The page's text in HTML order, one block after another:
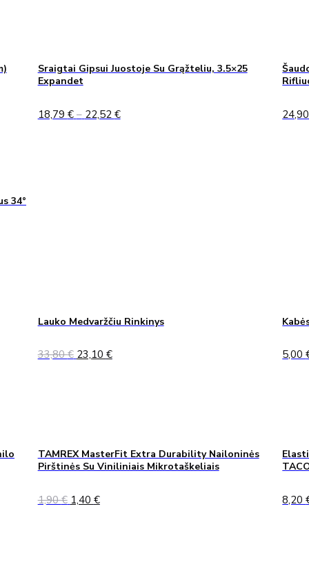
Sraigtai Gipsui Juostoje Su Grąžteliu, 3.5×25
Expandet
18,79 € – 22,52 €Price
34°
Lauko Medvaržčiu Rinkinys
33,80€ Original
23,10 €Current
5,00
TAMREX MasterFit Extra Durability Nailoninės
Pirštinės Su Viniliniais Mikrotaškeliais
1,90€ Original
1,40 €Current
8,20